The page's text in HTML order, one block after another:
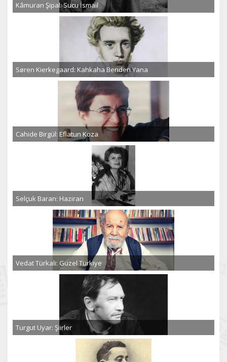
Kâmuran Şipal: Sucu İsmail
Søren Kierkegaard: Kahkaha Benden Yana
Cahide Birgül: Eflatun Koza
Selçuk Baran: Haziran
Vedat Türkali: Güzel Türkiye
Turgut Uyar: Şiirler